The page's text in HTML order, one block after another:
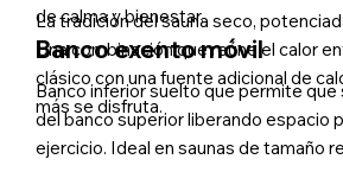
La tradición del sauna seco,
Una combinación que reúne el calor
clásico con una fuente adicional de
más se disfruta.
de calma y bienestar.
Banco exento móvil
Banco inferior suelto que permite
del banco superior liberando espacio
ejercicio. Ideal en saunas de tamaño